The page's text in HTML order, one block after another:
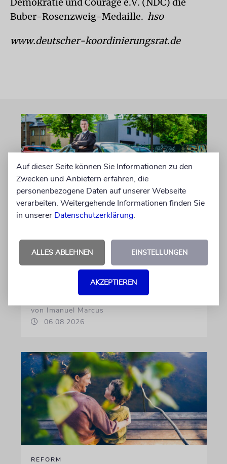
Buber-Rosenzweig-Medaille. hso
www.deutscher-koordinierungsrat.de
Stil auf Rädern
Der Swing-Musiker Andrej Hermlin sammelt
Oldtimer – und fährt sie, statt sie nur in der
Garage zu bewundern. Ein Besuch in Pankow
von Imanuel Marcus
06.08.2026
REFORM
Auf dieser Seite können Sie Informationen zu den
Zwecken und Anbietern erfahren, die
personenbezogene Daten auf unserer Webseite
verarbeiten. Weitergehende Informationen finden Sie
in unserer Datenschutzerklärung.
ALLES ABLEHNEN EINSTELLUNGEN
AKZEPTIEREN